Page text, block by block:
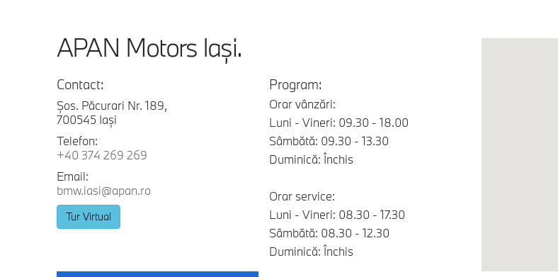
APAN Motors Iaşi.
Contact:
Şos. Păcurari Nr. 189,
700545 Iaşi
Telefon:
+40 374 269 269
Email:
bmw.iasi@apan.ro
Tur Virtual
Program:
Orar vânzări:
Luni - Vineri: 09.30 - 18.00
Sâmbătă: 09.30 - 13.30
Duminică: Închis
Orar service:
Luni - Vineri: 08.30 - 17.30
Sâmbătă: 08.30 - 12.30
Duminică: Închis